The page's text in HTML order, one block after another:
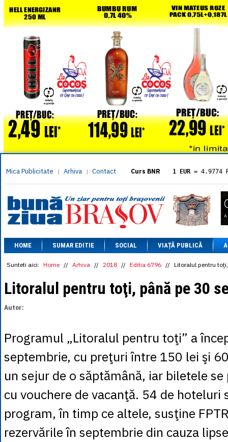
Mica Publicitate | Arhiva | Contact Curs BNR 1 EUR = 4.9774
= 5.8304
1 XAU= 464.4611
1 AED= 1.1933
1 AUD= 2.7957
1 BGN= 2.5449
1 CAD= 3.1559
1 CHF= 5.2813
1 CNY= 0.6015
= 0.6668
1 EGP = 0.0860
1 MDL
= 0.2538
1 MXN
= 0.2227
1 NOK= 0.4191
= 2.6097
1 PLN= 1.1646
= 0.0425
1 RUB = 0.0530
1 SEK = 0.4526
1 TRY= 0.1141
1 UAH= 0.1048
1 XDR= 5.9383
1 ZAR= 0.2318
HOME SUMAR EDITIE SOCIAL VIAȚĂ PUBLICĂ
Sunteti aici: Home // Arhiva // 2018 // Editia 6796 // Litoralul pentru
Litoralul pentru toţi, până pe 30
Autor:
Programul „Litoralul pentru toţi” a
septembrie, cu preţuri între 150 lei şi
un sejur de o săptămână, iar biletele
cu vouchere de vacanţă. 54 de hoteluri
program, în timp ce altele, susţine
rezervările în septembrie din cauza